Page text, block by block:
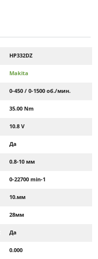
HP332DZ
Makita
0-450 / 0-1500 об./мин.
35.00 Nm
10.8 V
Да
0.8-10 мм
0-22700 min-1
10.мм
28мм
Да
0.000